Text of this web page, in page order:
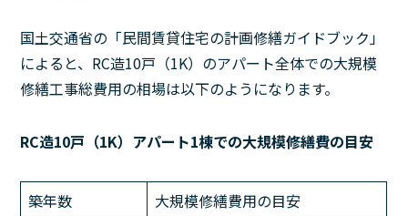
国土交通省の「民間賃貸住宅の計画修繕ガイドブック」
によると、RC造10戸（1K）のアパート全体での大規模
修繕工事総費用の相場は以下のようになります。
RC造10戸（1K）アパート1棟での大規模修繕費の目安
築年数
大規模修繕費用の目安